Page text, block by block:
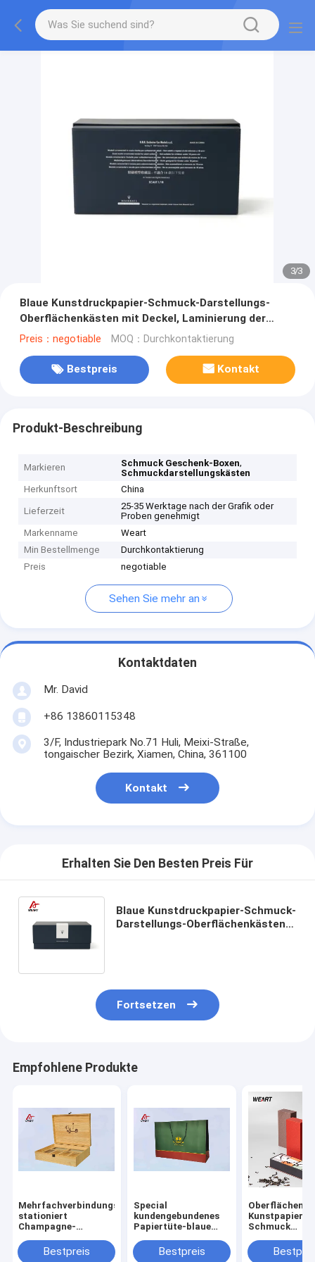
1/3
Blaue Kunstdruckpapier-Schmuck-Darstellungs-
Oberflächenkästen mit Deckel, Laminierung der
leichten Berührung
Preis：negotiable MOQ：Durchkontaktierung
Bestpreis Kontakt
Produkt-Beschreibung
Markieren Schmuck Geschenk-Boxen,
Schmuckdarstellungskästen
Herkunftsort
China
Lieferzeit
25-35 Werktage nach der Grafik oder
Proben genehmigt
Markenname
Weart
Min Bestellmenge
Durchkontaktierung
Preis
negotiable
Sehen Sie mehr an
Kontaktdaten
Mr. David
+86 13860115348
3/F, Industriepark No.71 Huli, Meixi-Straße,
tongaischer Bezirk, Xiamen, China, 361100
Kontakt
Erhalten Sie Den Besten Preis Für
Blaue Kunstdruckpapier-Schmuck-
Darstellungs-Oberflächenkästen
Fortsetzen
Empfohlene Produkte
Mehrfachverbindungsstelle
stationiert
Champagne-
Schmuckkästchen
mit Haustier-
Bestpreis
Special
kundengebundenes
Papiertüte-blaue
Logo mit blauem
Griff
Bestpreis
Kunstpapier
Schmuck
mit Deckel,
Touch